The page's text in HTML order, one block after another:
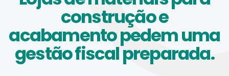
construção e
acabamento pedem uma
gestão fiscal preparada.